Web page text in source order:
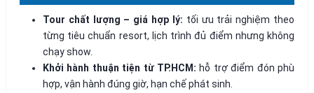
Tour chất lượng – giá hợp lý: tối ưu trải nghiệm theo
từng tiêu chuẩn resort, lịch trình đủ điểm nhưng không
chạy show.
Khởi hành thuận tiện từ TP.HCM: hỗ trợ điểm đón phù
hợp, vận hành đúng giờ, hạn chế phát sinh.